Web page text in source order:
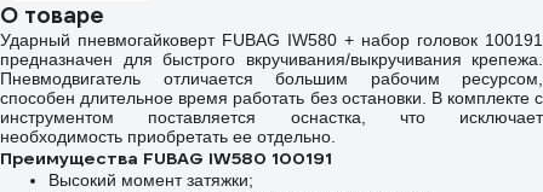
самоскручивающейся
катушке Huberth
RP211020
О товаре
Ударный пневмогайковерт FUBAG IW580 + набор головок 100191
предназначен для быстрого вкручивания/выкручивания крепежа.
Пневмодвигатель отличается большим рабочим ресурсом,
способен длительное время работать без остановки. В комплекте с
инструментом поставляется оснастка, что исключает
необходимость приобретать ее отдельно.
Преимущества FUBAG IW580 100191
Высокий момент затяжки;